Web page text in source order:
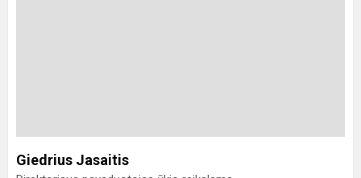
Giedrius Jasaitis